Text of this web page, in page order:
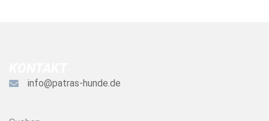
info@patras-hunde.de